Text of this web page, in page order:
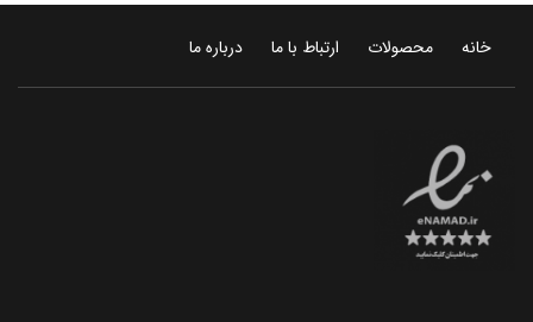
خانه محصولات ارتباط با ما درباره ما